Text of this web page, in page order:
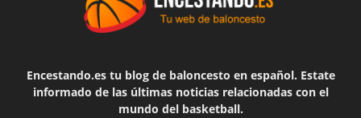
Encestando.es tu blog de baloncesto en español. Estate
informado de las últimas noticias relacionadas con el
mundo del basketball.